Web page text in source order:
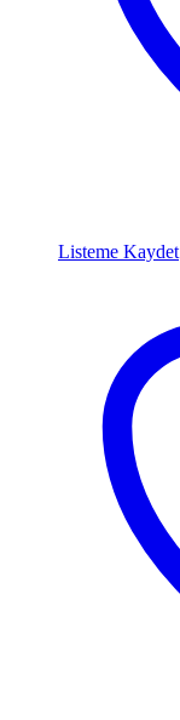
Listeme Kaydet